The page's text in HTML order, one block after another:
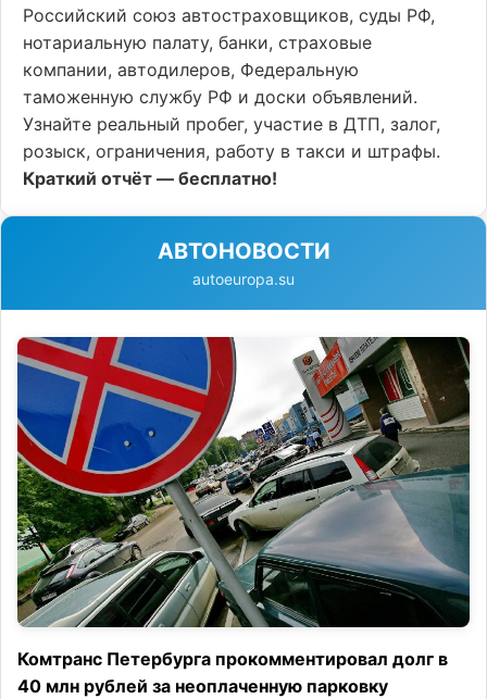
Российский союз автостраховщиков, суды РФ,
нотариальную палату, банки, страховые
компании, автодилеров, Федеральную
таможенную службу РФ и доски объявлений.
Узнайте реальный пробег, участие в ДТП, залог,
розыск, ограничения, работу в такси и штрафы.
Краткий отчёт — бесплатно!
АВТОНОВОСТИ
autoeuropa.su
Комтранс Петербурга прокомментировал долг в
40 млн рублей за неоплаченную парковку